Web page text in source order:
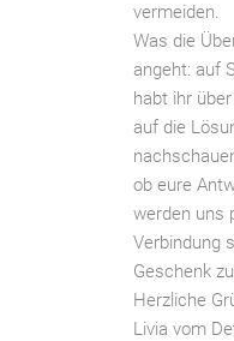
vermeiden.
Was die
angeht: auf
habt ihr
auf die
ob eure
werden uns
Verbindung
Geschenk
Herzliche
Livia vom